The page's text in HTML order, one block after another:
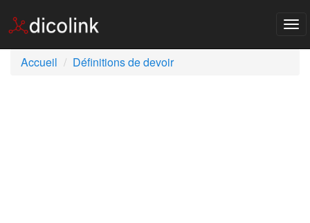
Accueil
Définitions de devoir